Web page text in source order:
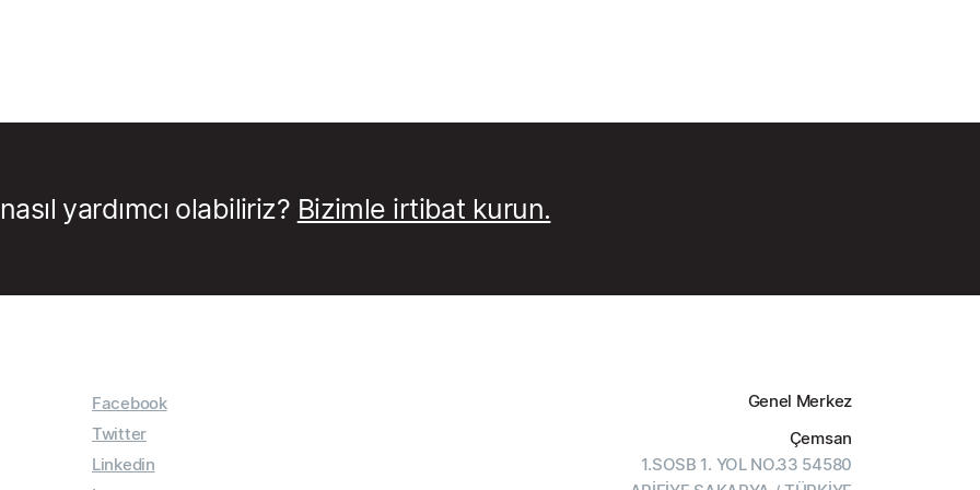
yardımcı olabiliriz? Bizimle irtibat kurun.
Facebook
Twitter
Linkedin
Genel Merkez
Çemsan
1.SOSB 1. YOL NO.33 54580